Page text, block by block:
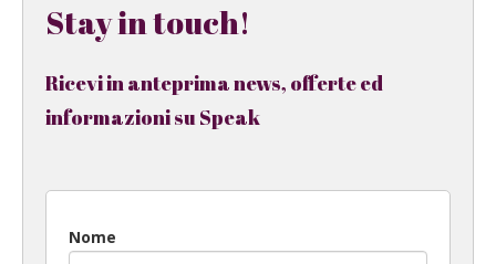
Stay in touch!
Ricevi in anteprima news, offerte ed
informazioni su Speak
Nome